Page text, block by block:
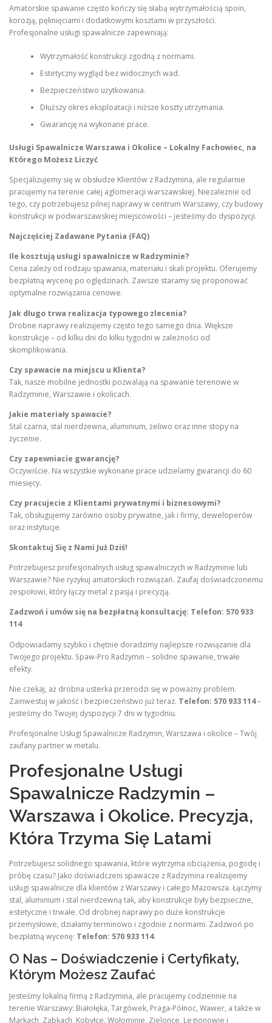
Amatorskie spawanie często kończy się słabą wytrzymałością spoin,
korozją, pęknięciami i dodatkowymi kosztami w przyszłości.
Profesjonalne usługi spawalnicze zapewniają:
Wytrzymałość konstrukcji zgodną z normami.
Estetyczny wygląd bez widocznych wad.
Bezpieczeństwo użytkowania.
Dłuższy okres eksploatacji i niższe koszty utrzymania.
Gwarancję na wykonane prace.
Usługi Spawalnicze Warszawa i Okolice – Lokalny Fachowiec, na
Którego Możesz Liczyć
Specjalizujemy się w obsłudze Klientów z Radzymina, ale regularnie
pracujemy na terenie całej aglomeracji warszawskiej. Niezależnie od
tego, czy potrzebujesz pilnej naprawy w centrum Warszawy, czy budowy
konstrukcji w podwarszawskiej miejscowości – jesteśmy do dyspozycji.
Najczęściej Zadawane Pytania (FAQ)
Ile kosztują usługi spawalnicze w Radzyminie?
Cena zależy od rodzaju spawania, materiału i skali projektu. Oferujemy
bezpłatną wycenę po oględzinach. Zawsze staramy się proponować
optymalne rozwiązania cenowe.
Jak długo trwa realizacja typowego zlecenia?
Drobne naprawy realizujemy często tego samego dnia. Większe
konstrukcje – od kilku dni do kilku tygodni w zależności od
skomplikowania.
Czy spawacie na miejscu u Klienta?
Tak, nasze mobilne jednostki pozwalają na spawanie terenowe w
Radzyminie, Warszawie i okolicach.
Jakie materiały spawacie?
Stal czarna, stal nierdzewna, aluminium, żeliwo oraz inne stopy na
życzenie.
Czy zapewniacie gwarancję?
Oczywiście. Na wszystkie wykonane prace udzielamy gwarancji do 60
miesięcy.
Czy pracujecie z Klientami prywatnymi i biznesowymi?
Tak, obsługujemy zarówno osoby prywatne, jak i firmy, deweloperów
oraz instytucje.
Skontaktuj Się z Nami Już Dziś!
Potrzebujesz profesjonalnych usług spawalniczych w Radzyminie lub
Warszawie? Nie ryzykuj amatorskich rozwiązań. Zaufaj doświadczonemu
zespołowi, który łączy metal z pasją i precyzją.
Zadzwoń i umów się na bezpłatną konsultację: Telefon: 570 933
114
Odpowiadamy szybko i chętnie doradzimy najlepsze rozwiązanie dla
Twojego projektu. Spaw-Pro Radzymin – solidne spawanie, trwałe
efekty.
Nie czekaj, aż drobna usterka przerodzi się w poważny problem.
Zainwestuj w jakość i bezpieczeństwo już teraz. Telefon: 570 933 114–
jesteśmy do Twojej dyspozycji 7 dni w tygodniu.
Profesjonalne Usługi Spawalnicze Radzymin, Warszawa i okolice – Twój
zaufany partner w metalu.
Profesjonalne Usługi
Spawalnicze Radzymin –
Warszawa i Okolice. Precyzja,
Która Trzyma Się Latami
Potrzebujesz solidnego spawania, które wytrzyma obciążenia, pogodę i
próbę czasu? Jako doświadczeni spawacze z Radzymina realizujemy
usługi spawalnicze dla klientów z Warszawy i całego Mazowsza. Łączymy
stal, aluminium i stal nierdzewną tak, aby konstrukcje były bezpieczne,
estetyczne i trwałe. Od drobnej naprawy po duże konstrukcje
przemysłowe, działamy terminowo i zgodnie z normami. Zadzwoń po
bezpłatną wycenę: Telefon: 570 933 114.
O Nas – Doświadczenie i Certyfikaty,
Którym Możesz Zaufać
Jesteśmy lokalną firmą z Radzymina, ale pracujemy codziennie na
terenie Warszawy: Białołęka, Targówek, Praga-Północ, Wawer, a także w
Markach, Ząbkach, Kobyłce, Wołominie, Zielonce, Legionowie i